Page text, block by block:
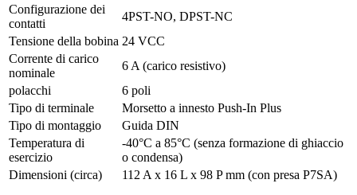
Configurazione dei
contatti
4PST-NO, DPST-NC
Tensione della bobina 24 VCC
Corrente di carico
nominale
6 A (carico resistivo)
polacchi
6 poli
Tipo di terminale
Morsetto a innesto Push-In Plus
Tipo di montaggio
Guida DIN
Temperatura di
esercizio
-40°C a 85°C (senza formazione di ghiaccio
o condensa)
Dimensioni (circa)
112 A x 16 L x 98 P mm (con presa P7SA)